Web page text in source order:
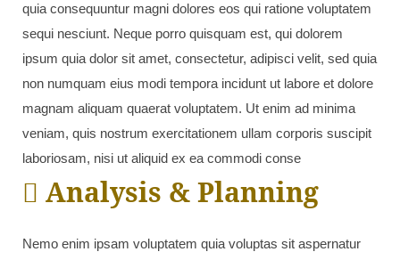
quia consequuntur magni dolores eos qui ratione voluptatem
sequi nesciunt. Neque porro quisquam est, qui dolorem
ipsum quia dolor sit amet, consectetur, adipisci velit, sed quia
non numquam eius modi tempora incidunt ut labore et dolore
magnam aliquam quaerat voluptatem. Ut enim ad minima
veniam, quis nostrum exercitationem ullam corporis suscipit
laboriosam, nisi ut aliquid ex ea commodi conse
Analysis & Planning
Nemo enim ipsam voluptatem quia voluptas sit aspernatur